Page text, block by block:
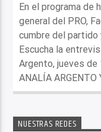
En el programa de
general del PRO,
cumbre del partido
Escucha la
Argento, jueves de
ANALÍA ARGENTO
NUESTRAS REDES